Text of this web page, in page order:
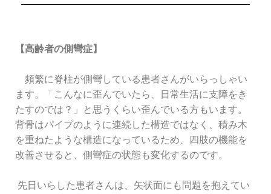
【高齢者の側彎症】
頻繁に脊柱が側彎している患者さんがいらっしゃい
ます。「こんなに歪んでいたら、日常生活に支障をき
たすのでは？」と思うくらい歪んでいる方もいます。
背骨はパイプのように連続した構造ではなく、積み木
を重ねたような構造になっているため、四肢の機能を
改善させると、側彎症の状態も変化するのです。
先日いらした患者さんは、矢状面にも問題を抱えてい